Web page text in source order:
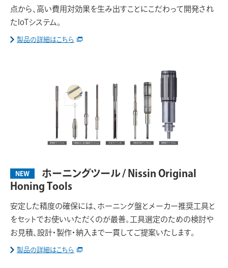
点から、高い費用対効果を生み出すことにこだわって開発され
たIoTシステム。
製品の詳細はこちら
NEW
ホーニングツール / Nissin Original
Honing Tools
安定した精度の確保には、ホーニング盤とメーカー推奨工具と
をセットでお使いいただくのが最善。工具選定のための検討や
お見積、設計・製作・納入まで一貫してご提案いたします。
製品の詳細はこちら